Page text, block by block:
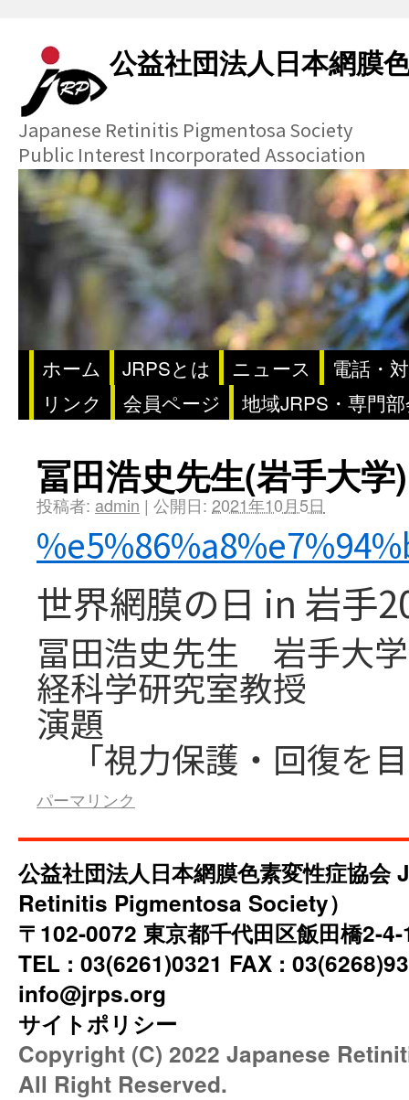
公益社団法人日本網膜
Japanese Retinitis Pigmentosa Society
Public Interest Incorporated Association
ホーム JRPSとは ニュース
電話・
リンク
会員ページ 地域JRPS・専門
冨田浩史先生(岩手大学)
投稿者: admin | 公開日: 2021年10月5日
世界網膜の日 in 岩手
冨田浩史先生 岩手大
経科学研究室教授
演題
「視力保護・回復を
パーマリンク
公益社団法人日本網膜色素変性症協会
Retinitis Pigmentosa Society）
〒102-0072 東京都千代田区飯田橋2-
TEL : 03(6261)0321 FAX :
info@jrps.org
サイトポリシー
Copyright (C) 2022 Japanese
All Right Reserved.